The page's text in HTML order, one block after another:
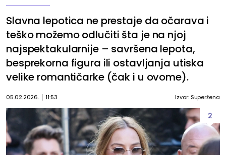
Slavna lepotica ne prestaje da očarava i
teško možemo odlučiti šta je na njoj
najspektakularnije – savršena lepota,
besprekorna figura ili ostavljanja utiska
velike romantičarke (čak i u ovome).
05.02.2026. 11:53 Izvor: Superžena
2